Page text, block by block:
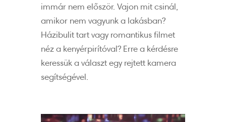
immár nem először. Vajon mit csinál,
amikor nem vagyunk a lakásban?
Házibulit tart vagy romantikus filmet
néz a kenyérpirítóval? Erre a kérdésre
keressük a választ egy rejtett kamera
segítségével.